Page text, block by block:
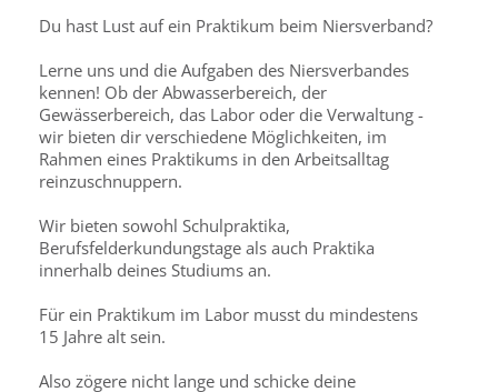
Du hast Lust auf ein Praktikum beim Niersverband?
Lerne uns und die Aufgaben des Niersverbandes
kennen! Ob der Abwasserbereich, der
Gewässerbereich, das Labor oder die Verwaltung -
wir bieten dir verschiedene Möglichkeiten, im
Rahmen eines Praktikums in den Arbeitsalltag
reinzuschnuppern.
Wir bieten sowohl Schulpraktika,
Berufsfelderkundungstage als auch Praktika
innerhalb deines Studiums an.
Für ein Praktikum im Labor musst du mindestens
15 Jahre alt sein.
Also zögere nicht lange und schicke deine